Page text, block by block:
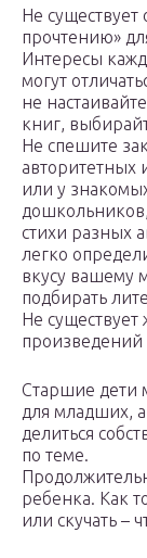
Не существует
прочтению»
Интересы
могут
не
книг,
Не спешите
авторитетных
или у
стихи разных
легко
вкусу вашему
подбирать
Не существует
произведений
Старшие дети
для младших,
делиться
по теме.
ребенка. Как
или скучать –